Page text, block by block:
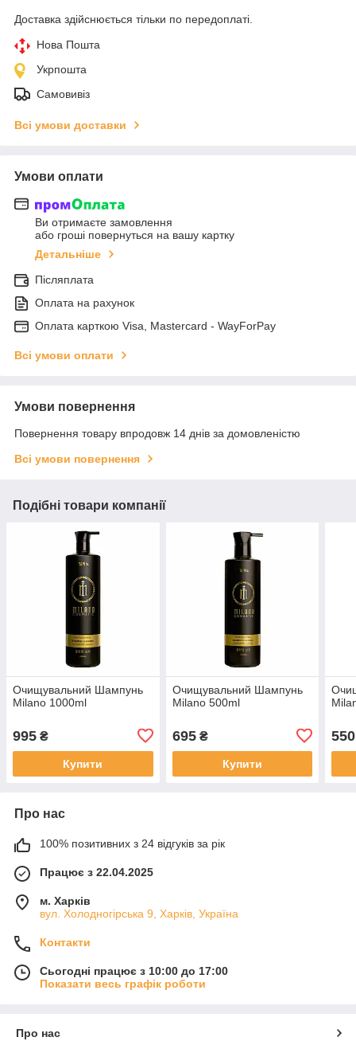
Доставка здійснюється тільки по передоплаті.
Нова Пошта
Укрпошта
Самовивіз
Всі умови доставки
Умови оплати
Ви отримаєте замовлення
або гроші повернуться на вашу картку
Детальніше
Післяплата
Оплата на рахунок
Оплата карткою Visa, Mastercard - WayForPay
Всі умови оплати
Умови повернення
Повернення товару впродовж 14 днів за домовленістю
Всі умови повернення
Подібні товари компанії
Очищувальний Шампунь
Milano 1000ml
995 ₴
Купити
Очищувальний Шампунь
Milano 500ml
695₴
Купити
550
Про нас
100% позитивних з 24 відгуків за рік
Працює з 22.04.2025
м. Харків
вул. Холодногірська 9, Харків, Україна
Контакти
Сьогодні працює з 10:00 до 17:00
Показати весь графік роботи
Про нас